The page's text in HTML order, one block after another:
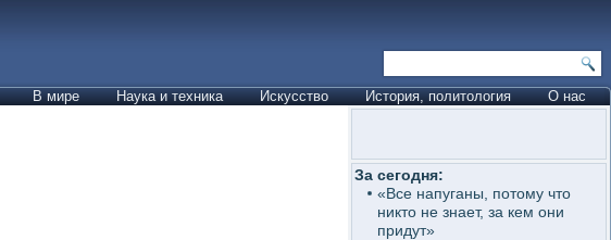
В мире Наука и техника Искусство История, политология О нас
За сегодня:
«Все напуганы, потому что
никто не знает, за кем они
придут»